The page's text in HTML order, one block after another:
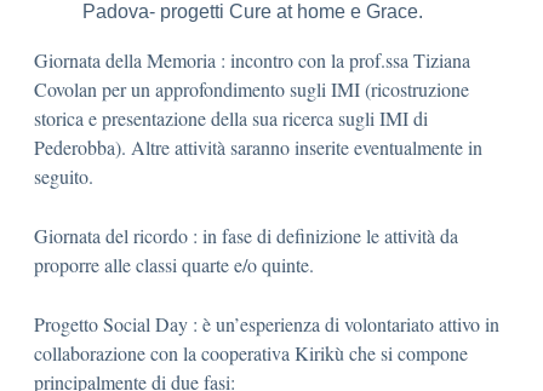
Padova- progetti Cure at home e Grace.
Giornata della Memoria : incontro con la prof.ssa Tiziana
Covolan per un approfondimento sugli IMI (ricostruzione
storica e presentazione della sua ricerca sugli IMI di
Pederobba). Altre attività saranno inserite eventualmente in
seguito.
Giornata del ricordo : in fase di definizione le attività da
proporre alle classi quarte e/o quinte.
Progetto Social Day : è un’esperienza di volontariato attivo in
collaborazione con la cooperativa Kirikù che si compone
principalmente di due fasi: